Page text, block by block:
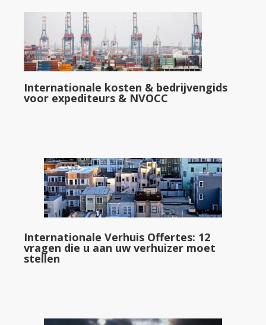
Internationale kosten & bedrijvengids
voor expediteurs & NVOCC
Internationale Verhuis Offertes: 12
vragen die u aan uw verhuizer moet
stellen